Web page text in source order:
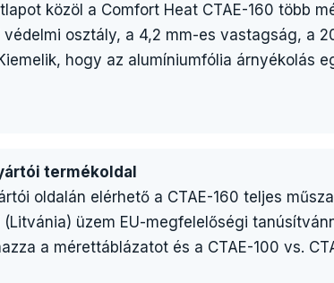
közöl a Comfort Heat CTAE-160 több
osztály, a 4,2 mm-es vastagság, a
hogy az alumíniumfólia árnyékolás
termékoldal
oldalán elérhető a CTAE-160 teljes
üzem EU-megfelelőségi
a mérettáblázatot és a CTAE-100 vs.